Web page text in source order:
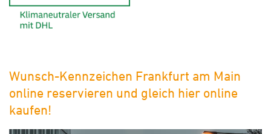
Wunsch-Kennzeichen Frankfurt am Main
online reservieren und gleich hier online
kaufen!